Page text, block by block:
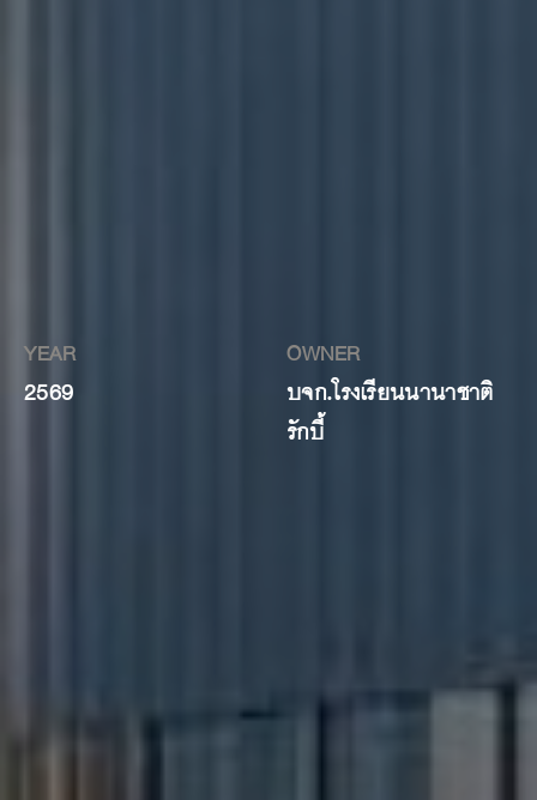
YEAR
2569
OWNER
บจก.โรงเรียนนานาชาติ
รักบี้